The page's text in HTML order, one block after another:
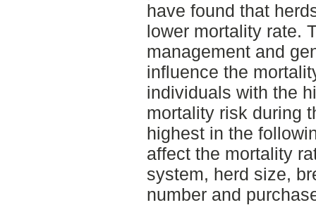
have found that
lower mortality rate.
management and
influence the
individuals with the
mortality risk during
highest in the
affect the mortality
system, herd size,
number and